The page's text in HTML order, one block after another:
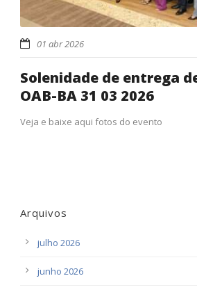
01 abr 2026
Solenidade de entrega
OAB-BA 31 03 2026
Veja e baixe aqui fotos do evento
Arquivos
julho 2026
junho 2026